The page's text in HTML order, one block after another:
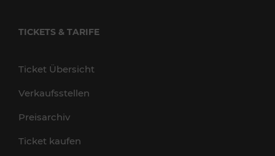
TICKETS & TARIFE
Ticket Übersicht
Verkaufsstellen
Preisarchiv
Ticket kaufen